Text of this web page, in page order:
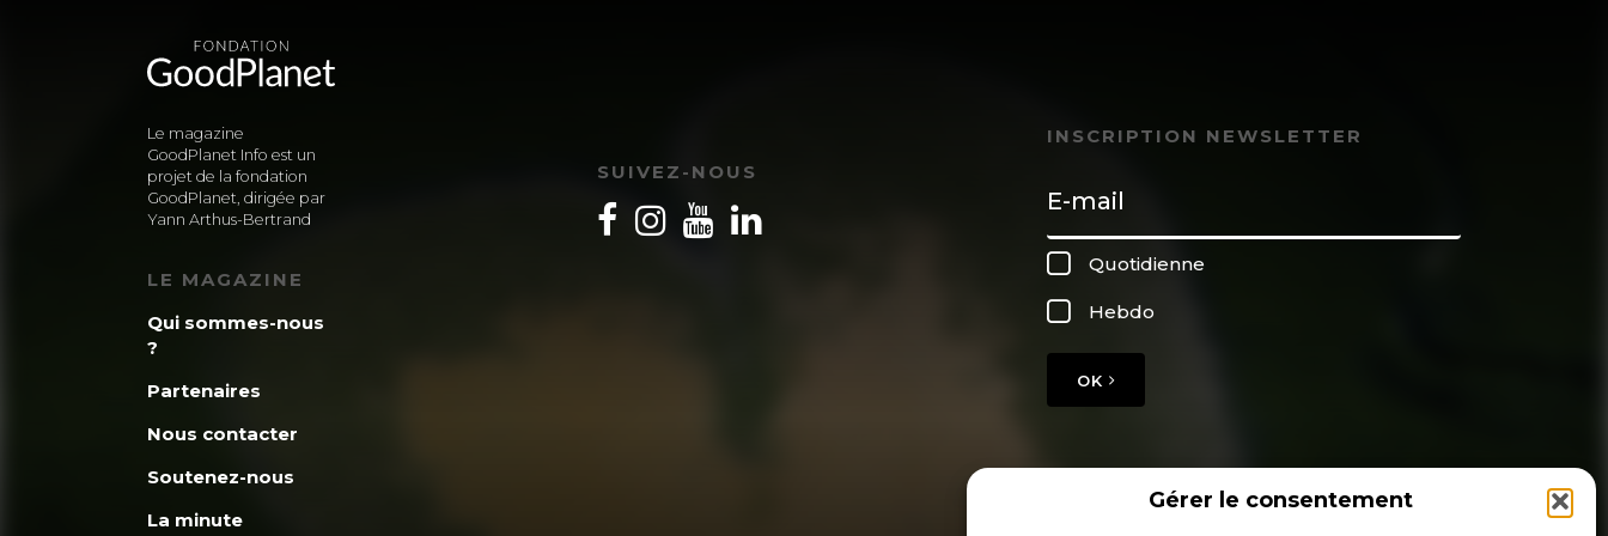
Gérer le consentement
Le magazine
GoodPlanet Info est un
projet de la fondation
GoodPlanet, dirigée par
Yann Arthus-Bertrand
LE MAGAZINE
Qui sommes-nous
?
Partenaires
Nous contacter
Soutenez-nous
La minute
SUIVEZ-NOUS
INSCRIPTION NEWSLETTER
Quotidienne
Hebdo
OK